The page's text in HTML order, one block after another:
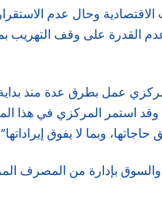
وحال عدم
القدرة على وقف
استمر المركزي في هذا
وبما لا يفوق
بإدارة من المصرف